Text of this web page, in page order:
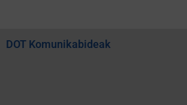
DOT Komunikabideak